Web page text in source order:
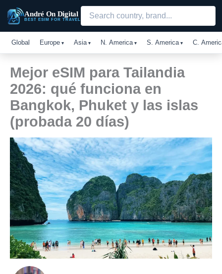
André On Digital
BEST ESIM FOR TRAVEL
Global Europe Asia N. America S. America C.
Mejor eSIM para Tailandia
2026: qué funciona en
Bangkok, Phuket y las islas
(probada 20 días)